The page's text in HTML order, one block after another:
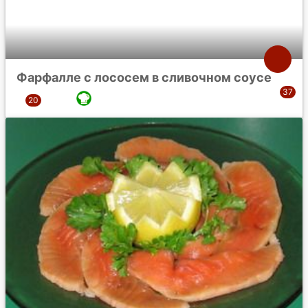
Фарфалле с лососем в сливочном соусе